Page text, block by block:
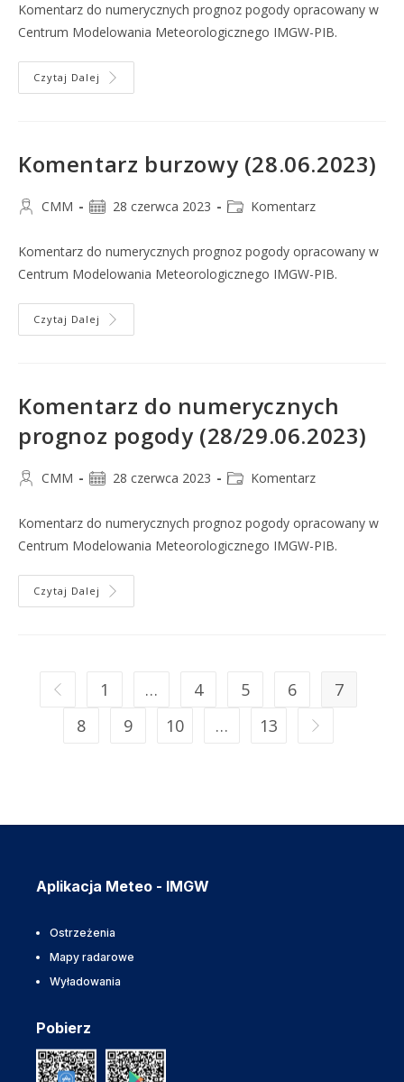
Komentarz do numerycznych prognoz pogody opracowany w
Centrum Modelowania Meteorologicznego IMGW-PIB.
Czytaj Dalej
Komentarz burzowy (28.06.2023)
CMM 28 czerwca 2023 Komentarz
Komentarz do numerycznych prognoz pogody opracowany w
Centrum Modelowania Meteorologicznego IMGW-PIB.
Czytaj Dalej
Komentarz do numerycznych
prognoz pogody (28/29.06.2023)
CMM 28 czerwca 2023 Komentarz
Komentarz do numerycznych prognoz pogody opracowany w
Centrum Modelowania Meteorologicznego IMGW-PIB.
Czytaj Dalej
1 … 4 5 6
7
8
9 10 … 13
Aplikacja Meteo - IMGW
Ostrzeżenia
Mapy radarowe
Wyładowania
Pobierz